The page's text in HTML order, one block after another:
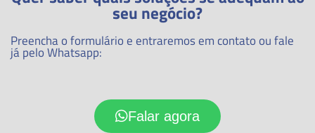
seu negócio?
Preencha o formulário e entraremos em contato ou fale
já pelo Whatsapp:
Falar agora